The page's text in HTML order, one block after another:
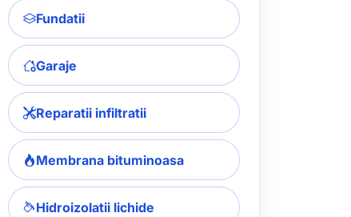
Fundatii
Garaje
Reparatii infiltratii
Membrana bituminoasa
Hidroizolatii lichide